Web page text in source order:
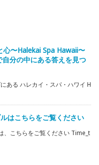
心〜Halekai Spa Hawaii〜
分の中にある答えを見つ
ある ハレカイ・スパ・ハワイ H
はこちらをご覧ください
、こちらをご覧ください Time_t